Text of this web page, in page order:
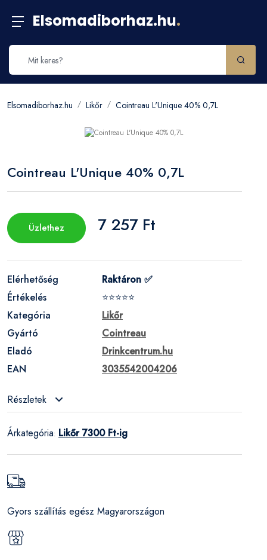
Elsomadiborhaz.hu.
Elsomadiborhaz.hu Likőr Cointreau L'Unique 40% 0,7L
Cointreau L'Unique 40% 0,7L
Üzlethez 7 257 Ft
Elérhetőség
Raktáron ✅
Értékelés
⭐⭐⭐⭐⭐
Kategória
Likőr
Gyártó
Cointreau
Eladó
Drinkcentrum.hu
EAN
3035542004206
Részletek
Árkategória: Likőr 7300 Ft-ig
Gyors szállítás egész Magyarországon